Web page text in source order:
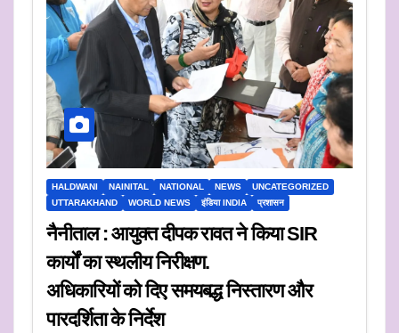
HALDWANI NAINITAL NATIONAL NEWS
UNCATEGORIZED
UTTARAKHAND
WORLD NEWS इंडिया INDIA प्रशासन
नैनीताल : आयुक्त दीपक रावत ने किया SIR
कार्यों का स्थलीय निरीक्षण.
अधिकारियों को दिए समयबद्ध निस्तारण और
पारदर्शिता के निर्देश